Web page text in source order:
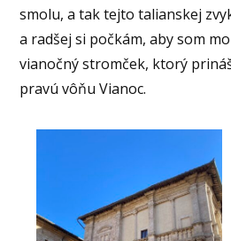
smolu, a tak tejto talianskej
a radšej si počkám, aby som
vianočný stromček, ktorý
pravú vôňu Vianoc.